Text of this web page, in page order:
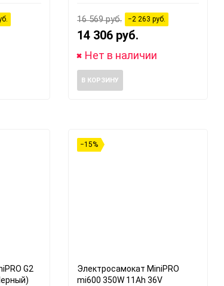
16 569 руб. −2 263 руб.
14 306 руб.
Нет в наличии
В КОРЗИНУ
G2
−15%
Электросамокат MiniPRO
mi600 350W 11Ah 36V